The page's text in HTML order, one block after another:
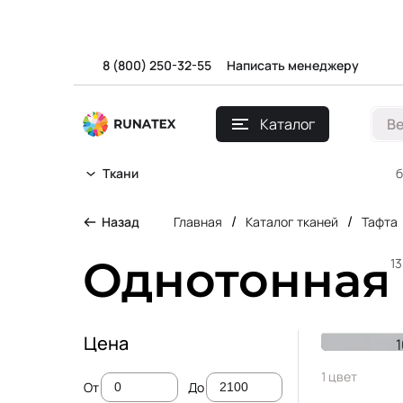
8 (800) 250-32-55 Написать менеджеру
Каталог
Ткани
Назад Главная / Каталог тканей / Тафта
Однотонная 13
Цена
От До
Тафта
1 цвет